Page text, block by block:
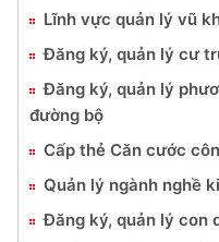
Lĩnh vực quản lý vũ
Đăng ký, quản lý cư
Đăng ký, quản lý
đường bộ
Cấp thẻ Căn cước
Quản lý ngành nghề
Đăng ký, quản lý con